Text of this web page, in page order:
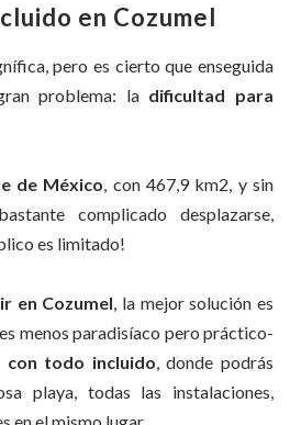
en Cozumel
pero es cierto que enseguida
problema: la dificultad para
de México, con 467,9 km2, y sin
complicado desplazarse,
es limitado!
en Cozumel, la mejor solución es
menos paradisíaco pero práctico-
todo incluido, donde podrás
playa, todas las instalaciones,